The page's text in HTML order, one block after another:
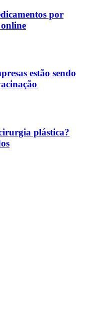
por
estão sendo
plástica?